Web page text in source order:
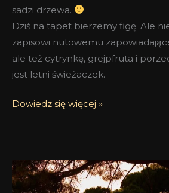
sadzi drzewa.
Dziś na tapet bierzemy figę. Ale
zapisowi nutowemu
ale też cytrynkę, grejpfruta i
jest letni świeżaczek.
Dowiedz się więcej »
Atelier
Oblique